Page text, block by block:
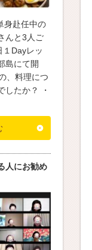
身赴任中の
んと3人ご
Dayレッ
島にて開
、料理につ
したか？ ・
人にお勧め